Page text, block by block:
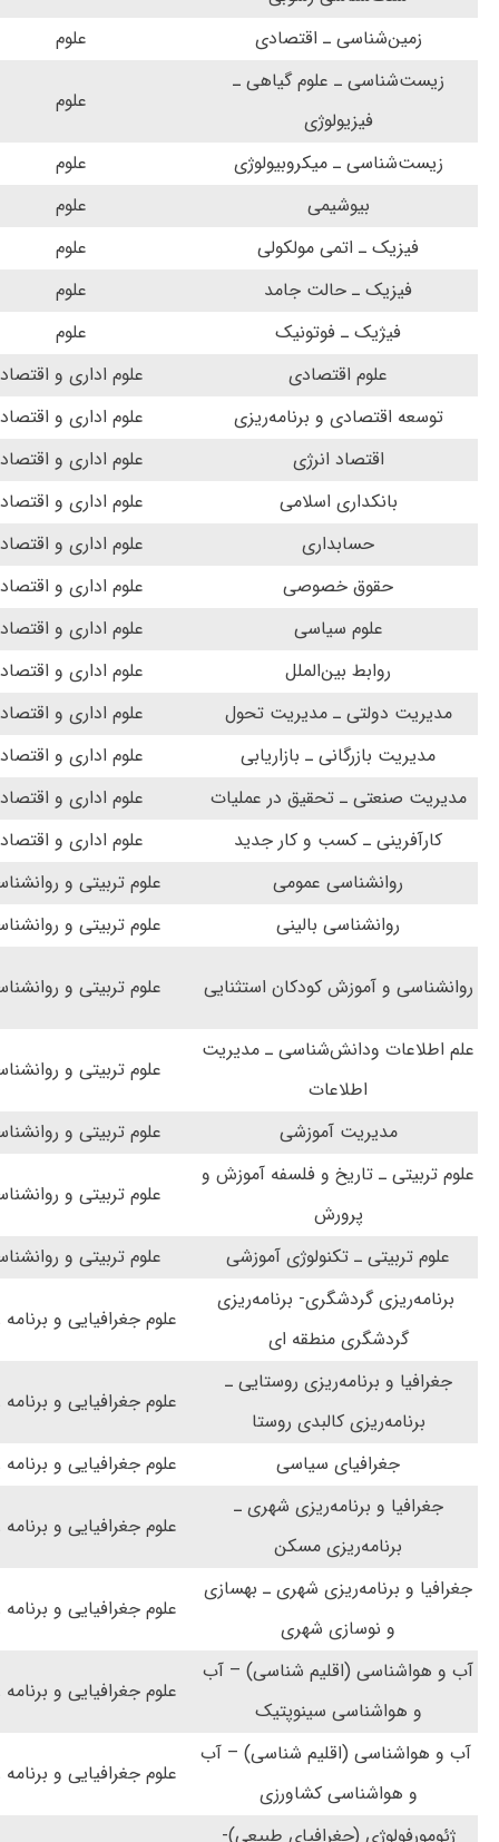
زمین‌شناسی ـ اقتصادی
علوم
زیست‌شناسی ـ علوم گیاهی ـ
فیزیولوژی
علوم
زیست‌شناسی ـ میکروبیولوژی
علوم
بیوشیمی
علوم
فیزیک ـ اتمی مولکولی
علوم
فیزیک ـ حالت جامد
علوم
فیژیک ـ فوتونیک
علوم
علوم اقتصادی
علوم اداری و اقتصاد
توسعه اقتصادی و برنامه‌ریزی
علوم اداری و اقتصاد
اقتصاد انرژی
علوم اداری و اقتصاد
بانکداری اسلامی
علوم اداری و اقتصاد
حسابداری
علوم اداری و اقتصاد
حقوق خصوصی
علوم اداری و اقتصاد
علوم سیاسی
علوم اداری و اقتصاد
روابط بین‌الملل
علوم اداری و اقتصاد
مدیریت دولتی ـ مدیریت تحول
علوم اداری و اقتصاد
مدیریت بازرگانی ـ بازاریابی
علوم اداری و اقتصاد
مدیریت صنعتی ـ تحقیق در عملیات
علوم اداری و اقتصاد
کارآفرینی ـ کسب و کار جدید
علوم اداری و اقتصاد
روانشناسی عمومی
علوم تربیتی و
روانشناسی بالینی
علوم تربیتی و
روانشناسی و آموزش کودکان استثنایی علوم تربیتی و
علم اطلاعات ودانش‌شناسی ـ مدیریت
اطلاعات
علوم تربیتی و
مدیریت آموزشی
علوم تربیتی و
علوم تربیتی ـ تاریخ و فلسفه آموزش و
پرورش
علوم تربیتی و
علوم تربیتی ـ تکنولوژی آموزشی
علوم تربیتی و
برنامه‌ریزی گردشگری- برنامه‌ریزی
گردشگری منطقه ای
علوم جغرافیایی و
جغرافیا و برنامه‌ریزی روستایی ـ
برنامه‌ریزی کالبدی روستا
علوم جغرافیایی و
جغرافیای سیاسی
علوم جغرافیایی و
جغرافیا و برنامه‌ریزی شهری ـ
برنامه‌ریزی مسکن
علوم جغرافیایی و
جغرافیا و برنامه‌ریزی شهری ـ بهسازی
و نوسازی شهری
علوم جغرافیایی و
آب و هواشناسی (اقلیم شناسی) – آب
و هواشناسی سینوپتیک
علوم جغرافیایی و
آب و هواشناسی (اقلیم شناسی) – آب
و هواشناسی کشاورزی
علوم جغرافیایی و
ژئومورفولوژی (جغرافیای طبیعی)-